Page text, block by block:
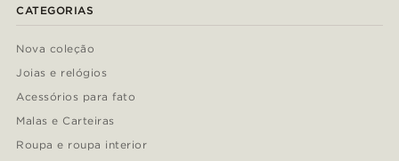
CATEGORIAS
Nova coleção
Joias e relógios
Acessórios para fato
Malas e Carteiras
Roupa e roupa interior